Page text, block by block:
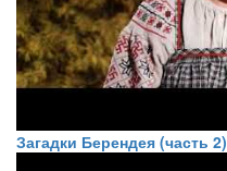
Загадки Берендея (часть 2)